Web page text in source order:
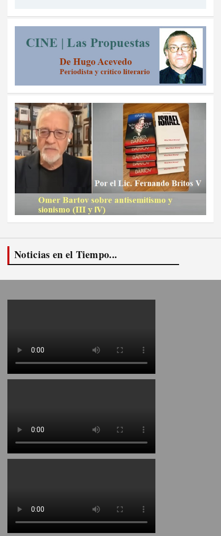
Noticias en el Tiempo...